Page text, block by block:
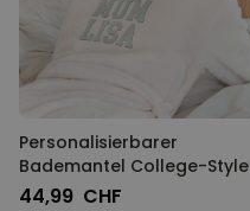
Personalisierbarer
Bademantel College-Style
44,99 CHF